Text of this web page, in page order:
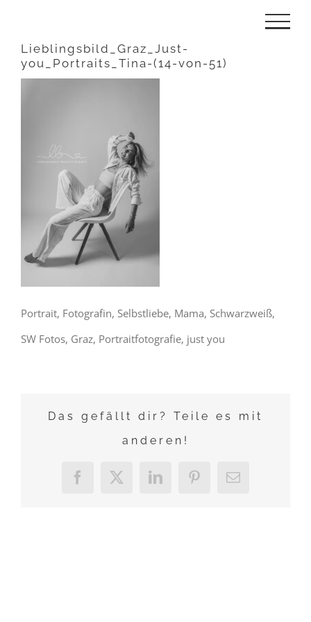
springen
Lieblingsbild_Graz_Just-
you_Portraits_Tina-(14-von-51)
Portrait, Fotografin, Selbstliebe, Mama, Schwarzweiß,
SW Fotos, Graz, Portraitfotografie, just you
Das gefällt dir? Teile es mit
anderen!
Facebook
X LinkedInPinterest
E-